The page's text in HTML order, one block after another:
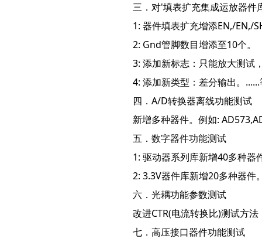
三．对'填表扩充集成运放器件
1: 器件填表扩充增添EN,/EN,/
2: Gnd管脚数目增添至10个。
3: 添加新标志：只能放大测试
4: 添加新类型：差分输出。
四．A/D转换器离线功能测试
新增多种器件。例如:
五．数字器件功能测试
1: 驱动器系列库新增40多种器
2: 3.3V器件库新增20多种器件
六．光耦功能参数测试
改进CTR(电流转换比)测试方
七．高压接口器件功能测试